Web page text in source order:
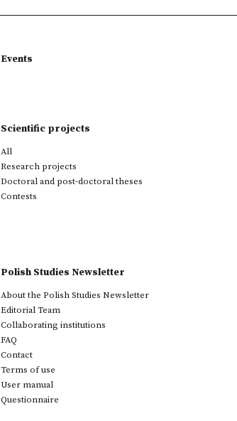
Events
Scientific projects
All
Research projects
Doctoral and post-doctoral theses
Contests
Polish Studies Newsletter
About the Polish Studies Newsletter
Editorial Team
Collaborating institutions
FAQ
Contact
Terms of use
User manual
Questionnaire